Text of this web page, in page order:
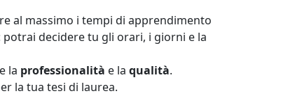
al massimo i tempi di apprendimento
potrai decidere tu gli orari, i giorni e la
la professionalità e la qualità.
la tua tesi di laurea.